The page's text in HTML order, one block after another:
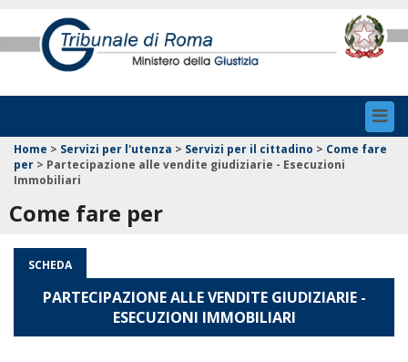
Home > Servizi per l'utenza > Servizi per il cittadino > Come fare
per > Partecipazione alle vendite giudiziarie - Esecuzioni
Immobiliari
Come fare per
SCHEDA
PARTECIPAZIONE ALLE VENDITE GIUDIZIARIE -
ESECUZIONI IMMOBILIARI